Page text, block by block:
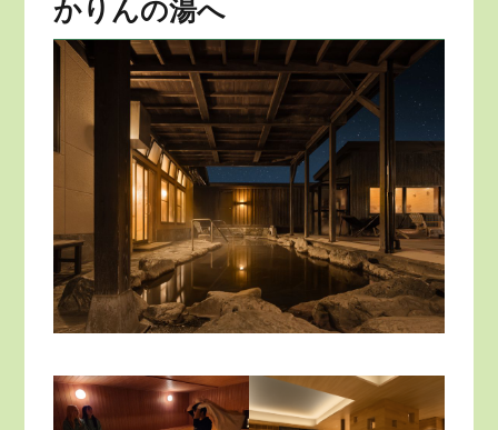
かりんの湯へ